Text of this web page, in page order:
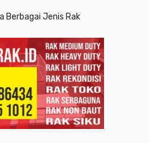
Berbagai Jenis Rak